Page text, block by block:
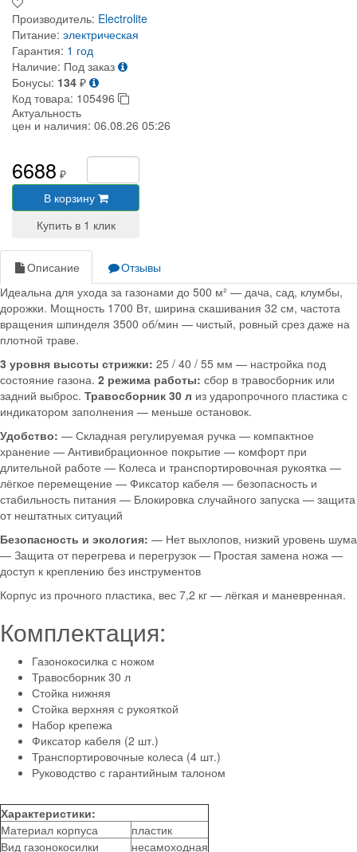
Производитель: Electrolite
Питание: электрическая
Гарантия: 1 год
Наличие: Под заказ
Бонусы: 134 ₽
Код товара: 105496
Актуальность
цен и наличия: 06.08.26 05:26
6688 ₽
В корзину
Описание
Отзывы
Идеальна для ухода за газонами до 500 м² — дача, сад, клумбы,
дорожки. Мощность 1700 Вт, ширина скашивания 32 см, частота
вращения шпинделя 3500 об/мин — чистый, ровный срез даже на
плотной траве.
3 уровня высоты стрижки: 25 / 40 / 55 мм — настройка под
состояние газона. 2 режима работы: сбор в травосборник или
задний выброс. Травосборник 30 л из ударопрочного пластика с
индикатором заполнения — меньше остановок.
Удобство: — Складная регулируемая ручка — компактное
хранение — Антивибрационное покрытие — комфорт при
длительной работе — Колеса и транспортировочная рукоятка —
лёгкое перемещение — Фиксатор кабеля — безопасность и
стабильность питания — Блокировка случайного запуска — защита
от нештатных ситуаций
Безопасность и экология: — Нет выхлопов, низкий уровень шума
— Защита от перегрева и перегрузок — Простая замена ножа —
доступ к креплению без инструментов
Корпус из прочного пластика, вес 7,2 кг — лёгкая и маневренная.
Комплектация:
Газонокосилка с ножом
Травосборник 30 л
Стойка нижняя
Стойка верхняя с рукояткой
Набор крепежа
Фиксатор кабеля (2 шт.)
Транспортировочные колеса (4 шт.)
Руководство с гарантийным талоном
Характеристики:
Материал корпуса
пластик
Вид газонокосилки
несамоходная